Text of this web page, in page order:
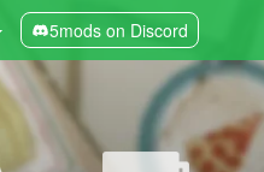
5mods on Discord